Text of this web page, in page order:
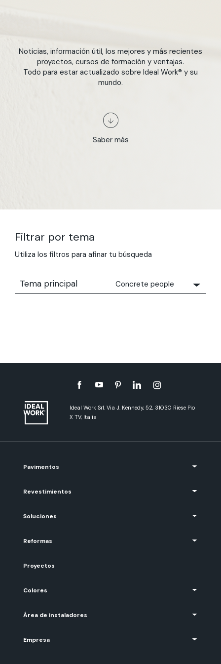
Noticias, información útil, los mejores y más recientes
proyectos, cursos de formación y ventajas.
Todo para estar actualizado sobre Ideal Work® y su
mundo.
Saber más
Filtrar por tema
Utiliza los filtros para afinar tu búsqueda
Tema principal
Concrete people
Tendencias
Ideal Work Srl. Via J. Kennedy, 52, 31030 Riese Pio
X TV, Italia
Pavimentos
Revestimientos
Soluciones
Reformas
Proyectos
Colores
Área de instaladores
Empresa